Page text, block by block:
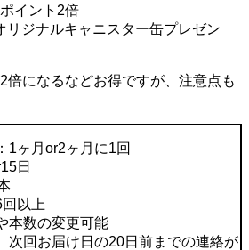
イント2倍
リジナルキャニスター缶プレゼン
倍になるなどお得ですが、注意点も
1ヶ月or2ヶ月に1回
日
以上
本数の変更可能
次回お届け日の20日前までの連絡が